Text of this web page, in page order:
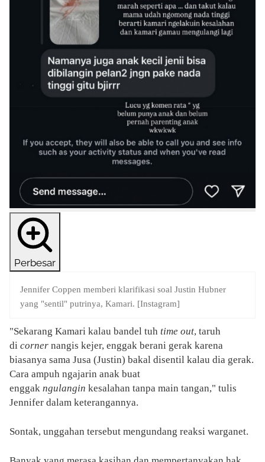
Perbesar
Jennifer Coppen memberi klarifikasi soal Justin Hubner
yang "sentil" putrinya, Kamari. [Instagram]
"Sekarang Kamari kalau bandel tuh time out, taruh
di corner nangis kejer, enggak berani gerak karena
biasanya sama Jusa (Justin) bakal disentil kalau dia gerak.
Cara ampuh ngajarin anak buat
enggak ngulangin kesalahan tanpa main tangan," tulis
Jennifer dalam keterangannya.
Sontak, unggahan tersebut mengundang reaksi warganet.